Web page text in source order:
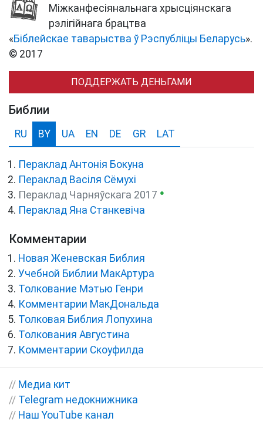
Міжканфесіянальнага хрысціянскага
рэлігійнага брацтва
«Біблейскае таварыства ў Рэспубліцы Беларусь».
© 2017
ПОДДЕРЖАТЬ ДЕНЬГАМИ
Библии
RU BY UA EN DE GR LAT
Пераклад Антонія Бокуна
Пераклад Васіля Сёмухі
Пераклад Чарняўскага 2017 ●
Пераклад Яна Станкевіча
Комментарии
Новая Женевская Библия
Учебной Библии МакАртура
Толкование Мэтью Генри
Комментарии МакДональда
Толковая Библия Лопухина
Толкования Августина
Комментарии Скоуфилда
// Медиа кит
// Telegram недокнижника
// Наш YouTube канал